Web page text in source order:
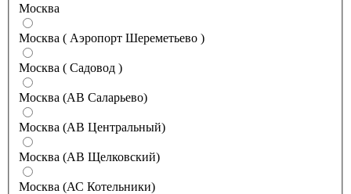
Москва
Москва ( Аэропорт Шереметьево )
Москва ( Садовод )
Москва (АВ Саларьево)
Москва (АВ Центральный)
Москва (АВ Щелковский)
Москва (АС Котельники)